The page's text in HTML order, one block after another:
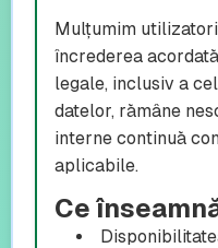
Mulțumim
încrederea
legale, inclusiv a
datelor, rămâne
interne continuă
aplicabile.
Ce